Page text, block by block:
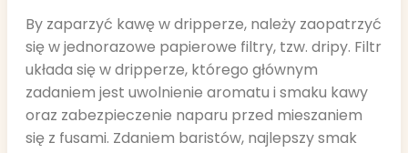
By zaparzyć kawę w dripperze, należy zaopatrzyć
się w jednorazowe papierowe filtry, tzw. dripy. Filtr
układa się w dripperze, którego głównym
zadaniem jest uwolnienie aromatu i smaku kawy
oraz zabezpieczenie naparu przed mieszaniem
się z fusami. Zdaniem baristów, najlepszy smak